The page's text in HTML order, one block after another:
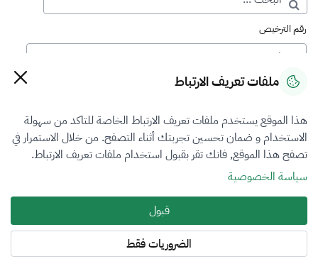
رقم الترخيص
رقم العضوية
فرع التقييم
المعادن الثمينة والاحجار الكريمة
نوع العضوية
الكل
المنطقة
ملفات تعريف الارتباط
هذا الموقع يستخدم ملفات تعريف الارتباط الخاصة للتاكد من سهولة
الاستخدام و ضمان تحسين تجربتك أثناء التصفح. من خلال الاستمرار في
تصفح هذا الموقع, فانك تقر بقبول استخدام ملفات تعريف الارتباط.
سياسة الخصوصية
قبول
الضروريات فقط